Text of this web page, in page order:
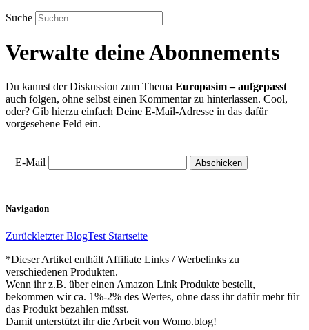
Suche
Verwalte deine Abonnements
Du kannst der Diskussion zum Thema Europasim – aufgepasst
auch folgen, ohne selbst einen Kommentar zu hinterlassen. Cool,
oder? Gib hierzu einfach Deine E-Mail-Adresse in das dafür
vorgesehene Feld ein.
E-Mail
Navigation
Zurückletzter BlogTest Startseite
*Dieser Artikel enthält Affiliate Links / Werbelinks zu
verschiedenen Produkten.
Wenn ihr z.B. über einen Amazon Link Produkte bestellt,
bekommen wir ca. 1%-2% des Wertes, ohne dass ihr dafür mehr für
das Produkt bezahlen müsst.
Damit unterstützt ihr die Arbeit von Womo.blog!